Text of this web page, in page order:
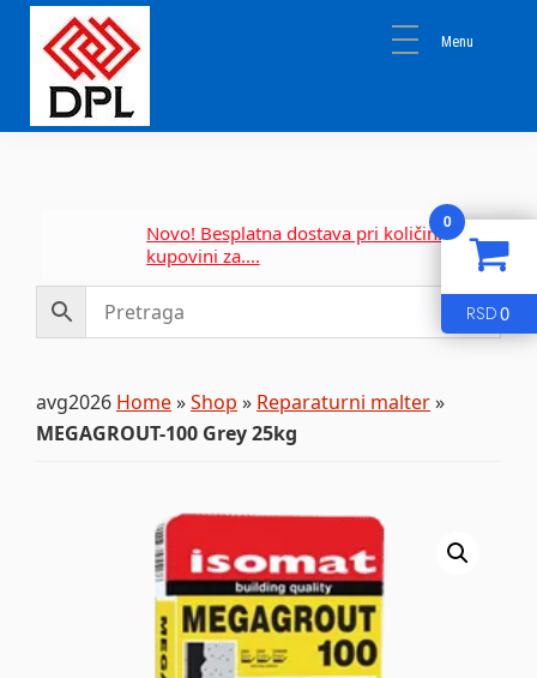
primary
navigation
main
content
primary
sidebar
DPL
Novo! Besplatna dostava pri količinskoj
kupovini za....
avg2026 Home»Shop » Reparaturni malter»
MEGAGROUT-100 Grey 25kg
0
RSD0